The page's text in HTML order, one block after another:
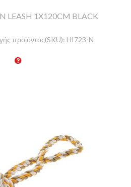
LEASH 1X120CM BLACK
προϊόντος(SKU): HI723-N